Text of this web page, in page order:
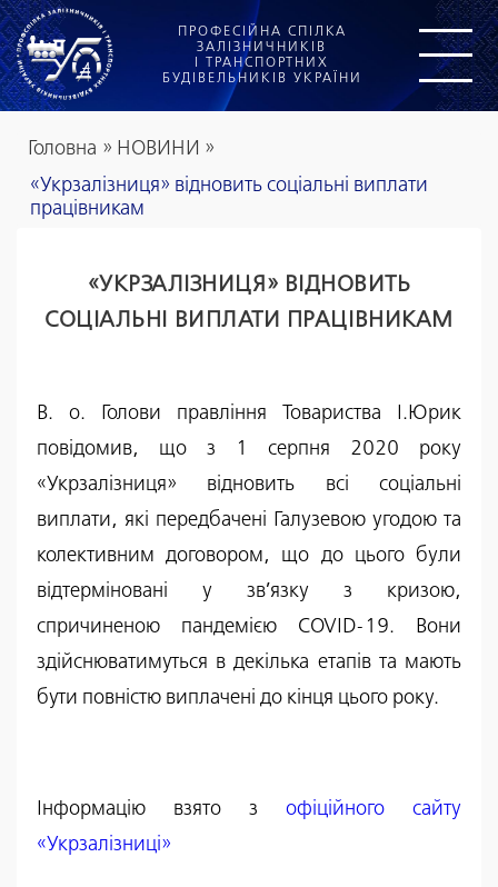
ПРОФЕСІЙНА СПІЛКА
ЗАЛІЗНИЧНИКІВ
І ТРАНСПОРТНИХ
БУДІВЕЛЬНИКІВ УКРАЇНИ
Головна » НОВИНИ »
«Укрзалізниця» відновить соціальні виплати
працівникам
«УКРЗАЛІЗНИЦЯ» ВІДНОВИТЬ
СОЦІАЛЬНІ ВИПЛАТИ ПРАЦІВНИКАМ
В. о. Голови правління Товариства І.Юрик
повідомив, що з 1 серпня 2020 року
«Укрзалізниця» відновить всі соціальні
виплати, які передбачені Галузевою угодою та
колективним договором, що до цього були
відтерміновані у зв’язку з кризою,
спричиненою пандемією COVID-19. Вони
здійснюватимуться в декілька етапів та мають
бути повністю виплачені до кінця цього року.
Інформацію взято з офіційного сайту
«Укрзалізниці»